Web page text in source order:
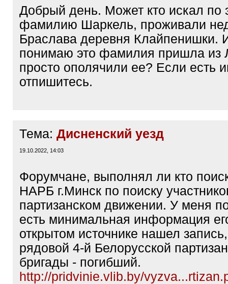
Добрый день. Может кто искал по
фамилию Шаркель, проживали
Браслава деревня Клайпенишки.
понимаю это фамилия пришла из
просто ополячили ее? Если есть
отпишитесь.
Тема: Дисненский уезд
19.10.2022, 14:03
Форумчане, выполнял ли кто
НАРБ г.Минск по поиску
партизанском движении. У меня
есть минимальная информация
открытом источнике нашел
рядовой 4-й Белорусской
бригады - погибший.
http://pridvinie.vlib.by/